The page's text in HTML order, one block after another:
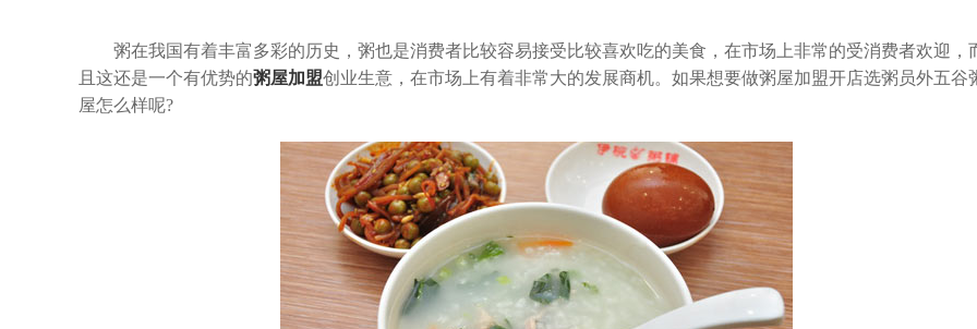
粥在我国有着丰富多彩的历史，粥也是消费者比较容易接受比较喜欢吃的美食，在市场上非常的受消费者欢迎，
且这还是一个有优势的粥屋加盟创业生意，在市场上有着非常大的发展商机。如果想要做粥屋加盟开店选粥员外五谷
屋怎么样呢?